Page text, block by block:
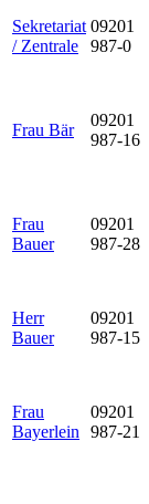
Sekretariat
/ Zentrale
09201
987-0
Frau Bär
09201
987-16
Frau
Bauer
09201
987-28
Herr
Bauer
09201
987-15
Frau
Bayerlein
09201
987-21